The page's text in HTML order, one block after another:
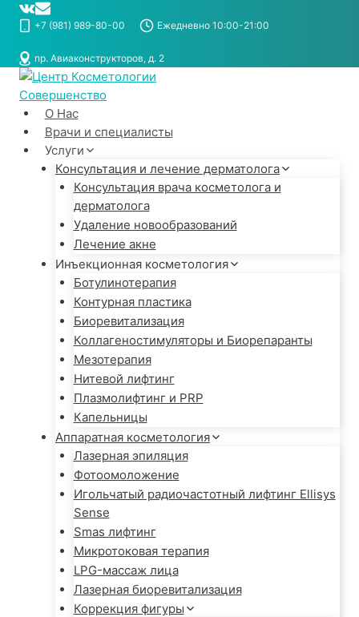
Перейти
+7 (981) 989-80-00 Ежедневно 10:00-21:00
пр. Авиаконструкторов, д. 2
О Нас
Врачи и специалисты
Услуги
Консультация и лечение дерматолога
Консультация врача косметолога и
дерматолога
Удаление новообразований
Лечение акне
Инъекционная косметология
Ботулинотерапия
Контурная пластика
Биоревитализация
Коллагеностимуляторы и Биорепаранты
Мезотерапия
Нитевой лифтинг
Плазмолифтинг и PRP
Капельницы
Аппаратная косметология
Лазерная эпиляция
Фотоомоложение
Игольчатый радиочастотный лифтинг Ellisys
Sense
Smas лифтинг
Микротоковая терапия
LPG-массаж лица
Лазерная биоревитализация
Коррекция фигуры